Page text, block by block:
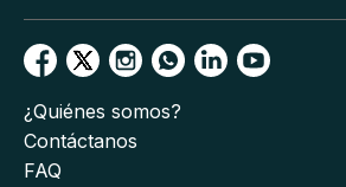
¿Quiénes somos?
Contáctanos
FAQ